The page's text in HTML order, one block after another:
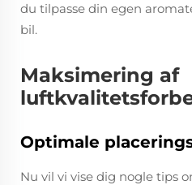
du tilpasse din egen
bil.
Maksimering af
Optimale
Nu vil vi vise dig nogle tips